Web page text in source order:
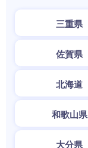
三重県
佐賀県
北海道
和歌山県
大分県